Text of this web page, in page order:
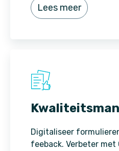
Lees meer
Digitaliseer
feeback. Verbeter